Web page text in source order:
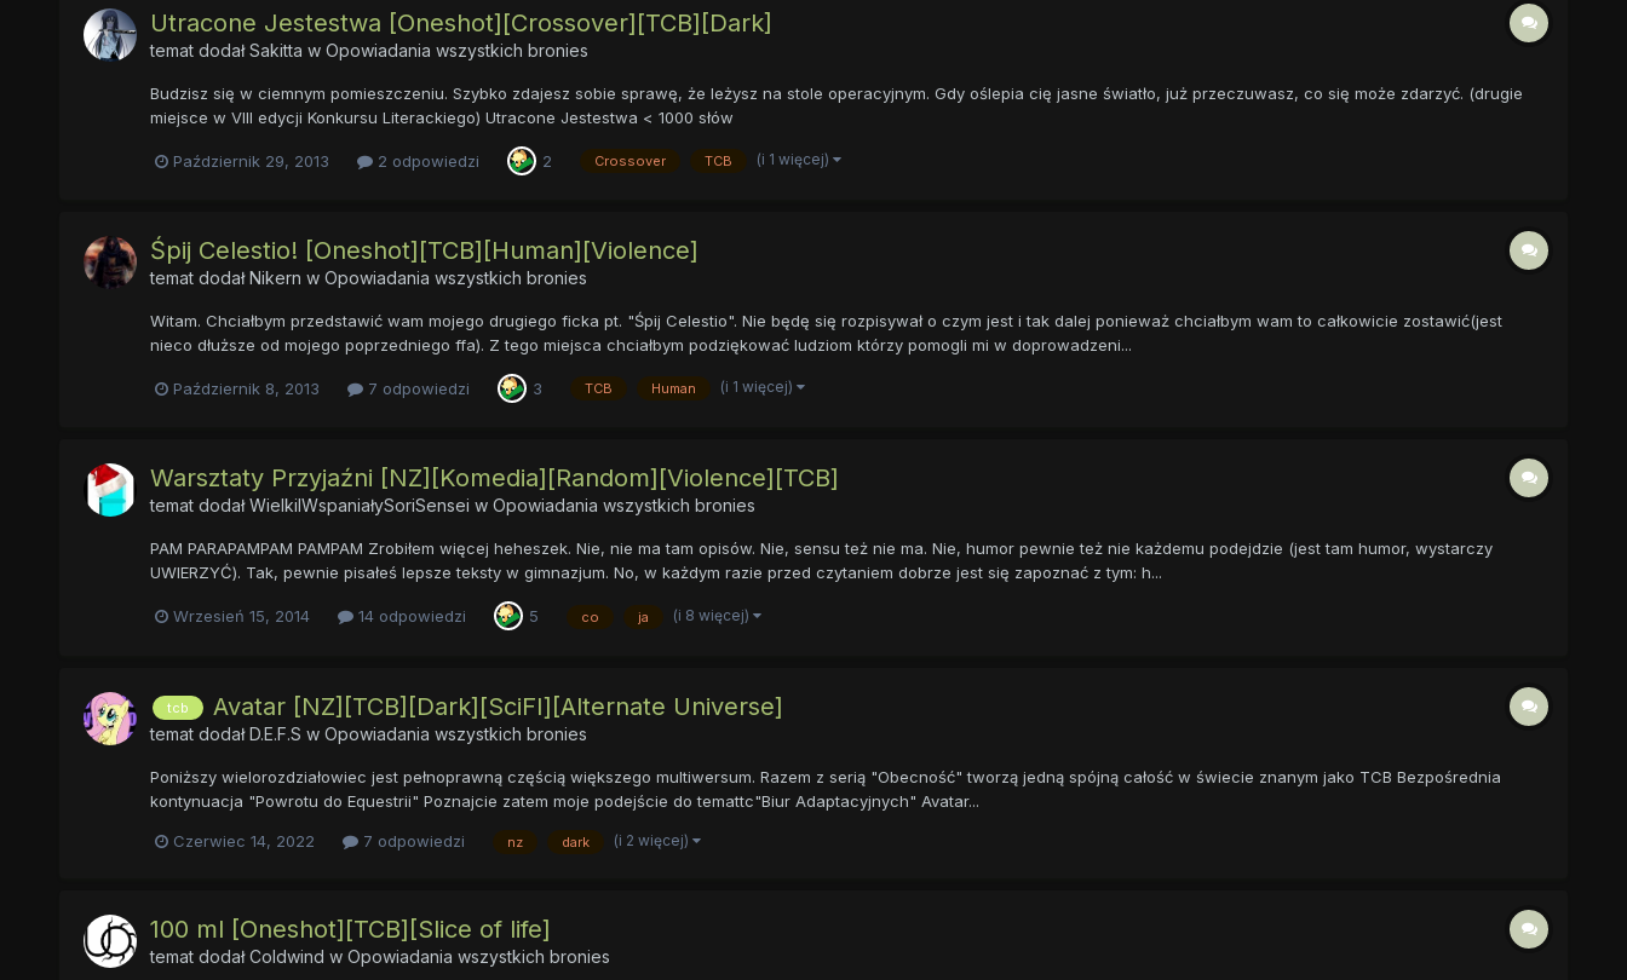
Utracone Jestestwa [Oneshot][Crossover][TCB][Dark]
temat dodałSakitta w Opowiadania wszystkich bronies
Budzisz się w ciemnym pomieszczeniu. Szybko zdajesz sobie sprawę, że leżysz na stole operacyjnym. Gdy oślepia cię jasne światło, już przeczuwasz, co się może zdarzyć. (drugie
miejsce w VIII edycji Konkursu Literackiego) Utracone Jestestwa < 1000 słów
Październik 29, 2013 2 odpowiedzi 2 Crossover TCB (i 1 więcej)
Śpij Celestio! [Oneshot][TCB][Human][Violence]
temat dodałNikern w Opowiadania wszystkich bronies
Witam. Chciałbym przedstawić wam mojego drugiego ficka pt. "Śpij Celestio". Nie będę się rozpisywał o czym jest i tak dalej ponieważ chciałbym wam to całkowicie zostawić(jest
nieco dłuższe od mojego poprzedniego ffa). Z tego miejsca chciałbym podziękować ludziom którzy pomogli mi w doprowadzeni...
Październik 8, 2013 7 odpowiedzi 3 TCB Human (i 1 więcej)
Warsztaty Przyjaźni [NZ][Komedia][Random][Violence][TCB]
temat dodałWielkiIWspaniałySoriSensei w Opowiadania wszystkich bronies
PAM PARAPAMPAM PAMPAM Zrobiłem więcej heheszek. Nie, nie ma tam opisów. Nie, sensu też nie ma. Nie, humor pewnie też nie każdemu podejdzie (jest tam humor, wystarczy
UWIERZYĆ). Tak, pewnie pisałeś lepsze teksty w gimnazjum. No, w każdym razie przed czytaniem dobrze jest się zapoznać z tym: h...
Wrzesień 15, 2014 14 odpowiedzi 5 co ja (i 8 więcej)
tcb Avatar [NZ][TCB][Dark][SciFI][Alternate Universe]
temat dodałD.E.F.S w Opowiadania wszystkich bronies
Poniższy wielorozdziałowiec jest pełnoprawną częścią większego multiwersum. Razem z serią "Obecność" tworzą jedną spójną całość w świecie znanym jako TCB Bezpośrednia
kontynuacja "Powrotu do Equestrii" Poznajcie zatem moje podejście do temattc"Biur Adaptacyjnych" Avatar...
Czerwiec 14, 2022 7 odpowiedzi nz dark (i 2 więcej)
100 ml [Oneshot][TCB][Slice of life]
temat dodałColdwind w Opowiadania wszystkich bronies